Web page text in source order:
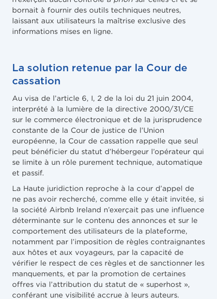
bornait à fournir des outils techniques neutres,
laissant aux utilisateurs la maîtrise exclusive des
informations mises en ligne.
La solution retenue par la Cour de
cassation
Au visa de l’article 6, I, 2 de la loi du 21 juin 2004,
interprété à la lumière de la directive 2000/31/CE
sur le commerce électronique et de la jurisprudence
constante de la Cour de justice de l’Union
européenne, la Cour de cassation rappelle que seul
peut bénéficier du statut d’hébergeur l’opérateur qui
se limite à un rôle purement technique, automatique
et passif.
La Haute juridiction reproche à la cour d’appel de
ne pas avoir recherché, comme elle y était invitée, si
la société Airbnb Ireland n’exerçait pas une influence
déterminante sur le contenu des annonces et sur le
comportement des utilisateurs de la plateforme,
notamment par l’imposition de règles contraignantes
aux hôtes et aux voyageurs, par la capacité de
vérifier le respect de ces règles et de sanctionner les
manquements, et par la promotion de certaines
offres via l’attribution du statut de « superhost »,
conférant une visibilité accrue à leurs auteurs.